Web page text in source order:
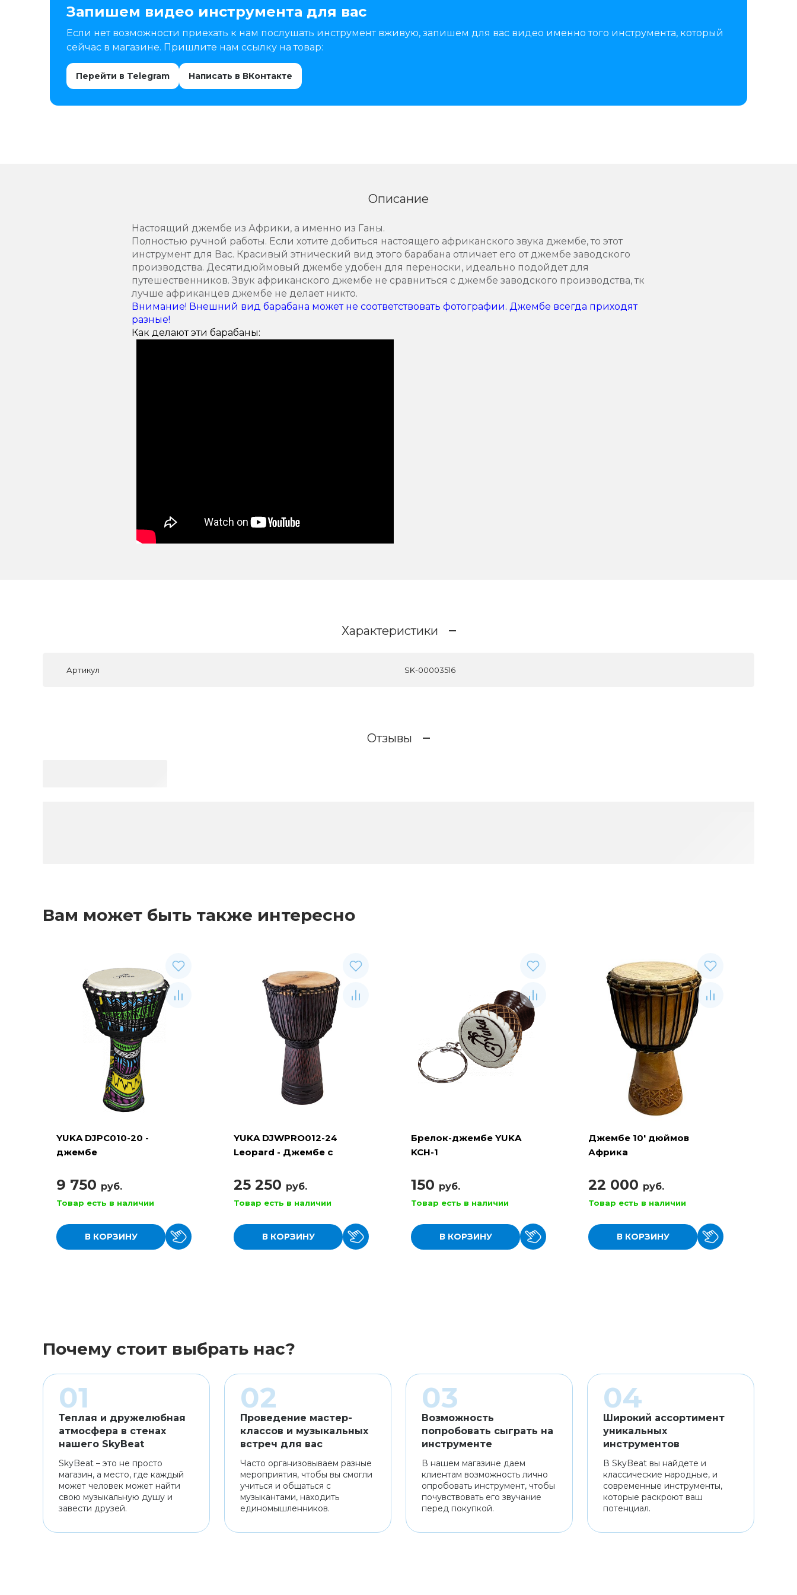
Запишем видео инструмента для вас
Если нет возможности приехать к нам послушать инструмент вживую, запишем для вас видео именно того инструмента, который
сейчас в магазине. Пришлите нам ссылку на товар:
Перейти в Telegram Написать в ВКонтакте
Описание
Настоящий джембе из Африки, а именно из Ганы.
Полностью ручной работы. Если хотите добиться настоящего африканского звука джембе, то этот
инструмент для Вас. Красивый этнический вид этого барабана отличает его от джембе заводского
производства. Десятидюймовый джембе удобен для переноски, идеально подойдет для
путешественников. Звук африканского джембе не сравниться с джембе заводского производства, тк
лучше африканцев джембе не делает никто.
Внимание! Внешний вид барабана может не соответствовать фотографии. Джембе всегда приходят
разные!
Как делают эти барабаны:
Характеристики
Артикул SK-00003516
Отзывы
Вам может быть также интересно
YUKA DJPC010-20 -
джембе
9 750 руб.
Товар есть в наличии
В КОРЗИНУ
YUKA DJWPRO012-24
Leopard - Джембе с
25 250 руб.
Товар есть в наличии
В КОРЗИНУ
Брелок-джембе YUKA
KCH-1
150 руб.
Товар есть в наличии
В КОРЗИНУ
Джембе 10' дюймов
Африка
22 000 руб.
Товар есть в наличии
В КОРЗИНУ
Почему стоит выбрать нас?
Теплая и дружелюбная
атмосфера в стенах
нашего SkyBeat
SkyBeat – это не просто
магазин, а место, где каждый
может человек может найти
свою музыкальную душу и
завести друзей.
Проведение мастер-
классов и музыкальных
встреч для вас
Часто организовываем разные
мероприятия, чтобы вы смогли
учиться и общаться с
музыкантами, находить
единомышленников.
Возможность
попробовать сыграть на
инструменте
В нашем магазине даем
клиентам возможность лично
опробовать инструмент, чтобы
почувствовать его звучание
перед покупкой.
Широкий ассортимент
уникальных
инструментов
В SkyBeat вы найдете и
классические народные, и
современные инструменты,
которые раскроют ваш
потенциал.